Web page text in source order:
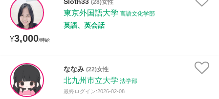
¥3,000/時給
(28)女性
東京外国語大学 言語文化学部
英語、英会話
ななみ (22)女性
北九州市立大学 法学部
最終ログイン:2026-02-08